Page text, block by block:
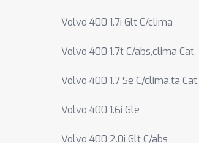
Volvo 400 1.7i Glt C/clima
Volvo 400 1.7t C/abs,clima Cat.
Volvo 400 1.7 Se C/clima,ta Cat.
Volvo 400 1.6i Gle
Volvo 400 2.0i Glt C/abs